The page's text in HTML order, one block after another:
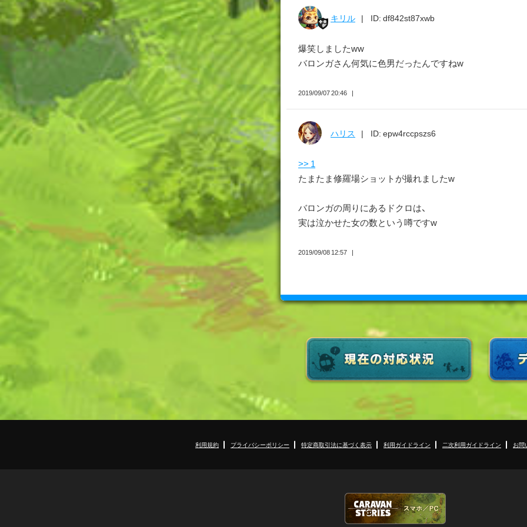
キリル ID: df842st87xwb
爆笑しましたww
バロンガさん何気に色男だったんですねw
2019/09/07 20:46
ハリス ID: epw4rccpszs6
>> 1
たまたま修羅場ショットが撮れましたw
バロンガの周りにあるドクロは、
実は泣かせた女の数という噂ですw
2019/09/08 12:57
利用規約 プライバシーポリシー 特定商取引法に基づく表示 利用ガイドライン 二次利用ガイドライン お問